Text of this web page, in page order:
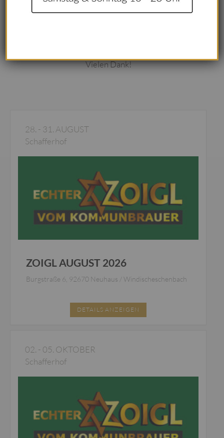
Vielen Dank!
28. - 31. AUGUST
Schafferhof
ZOIGL AUGUST 2026
Burgstraße 6, 92670 Neuhaus / Windischeschenbach
DETAILS ANZEIGEN
02. - 05. OKTOBER
Schafferhof